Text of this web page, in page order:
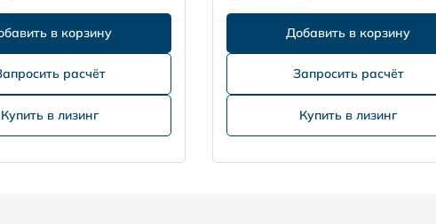
расчёт
Купить в лизинг
Запросить расчёт
Купить в лизинг